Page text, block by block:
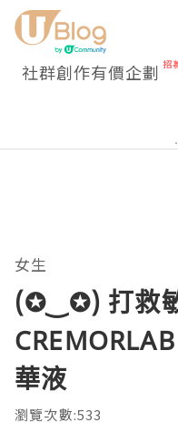
社群創作有價企劃
女生
(✪‿✪) 打救
華液
瀏覽次數:533